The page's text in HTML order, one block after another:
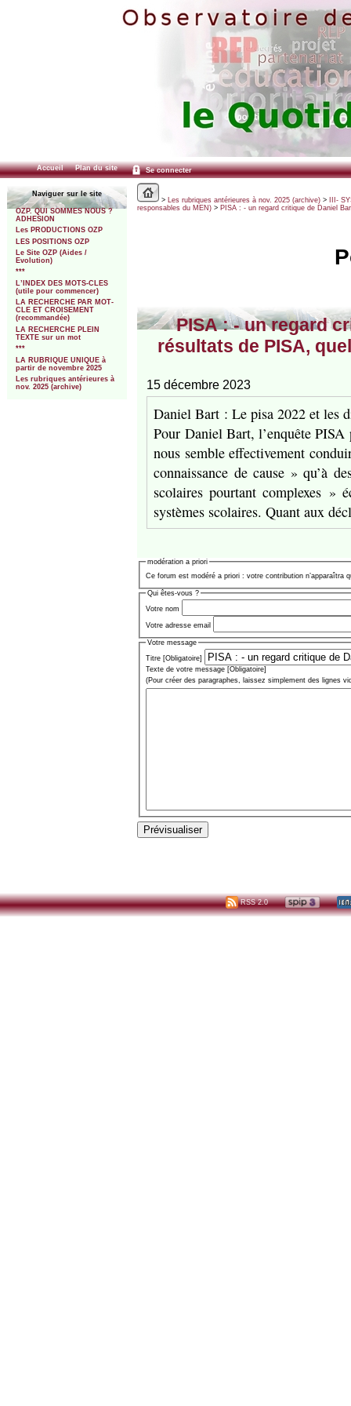
Accueil Plan du site Se connecter
Naviguer sur le site
OZP. QUI SOMMES NOUS ?
ADHESION
Les PRODUCTIONS OZP
LES POSITIONS OZP
Le Site OZP (Aides /
Evolution)
***
L’INDEX DES MOTS-CLES
(utile pour commencer)
LA RECHERCHE PAR MOT-
CLE ET CROISEMENT
(recommandée)
LA RECHERCHE PLEIN
TEXTE sur un mot
***
LA RUBRIQUE UNIQUE à
partir de novembre 2025
Les rubriques antérieures à
nov. 2025 (archive)
> Les rubriques antérieures à nov. 2025 (archive)>
III-
responsables du MEN)> PISA : - un regard critique de Daniel
PISA : - un regard
résultats de PISA,
15 décembre 2023
Daniel Bart : Le pisa 2022 et les
Pour Daniel Bart, l’enquête
nous semble effectivement
connaissance de cause » qu’à
scolaires pourtant complexes »
systèmes scolaires. Quant aux
modération a priori
Ce forum est modéré a priori : votre contribution n’apparaîtra
Qui êtes-vous ?
Votre nom
Votre adresse email
Votre message
Titre [Obligatoire]
Texte de votre message [Obligatoire]
(Pour créer des paragraphes, laissez simplement des lignes
RSS 2.0